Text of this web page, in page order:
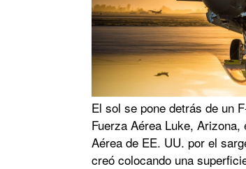
El sol se pone detrás de un
Fuerza Aérea Luke,
Aérea de EE. UU. por el
creó colocando una